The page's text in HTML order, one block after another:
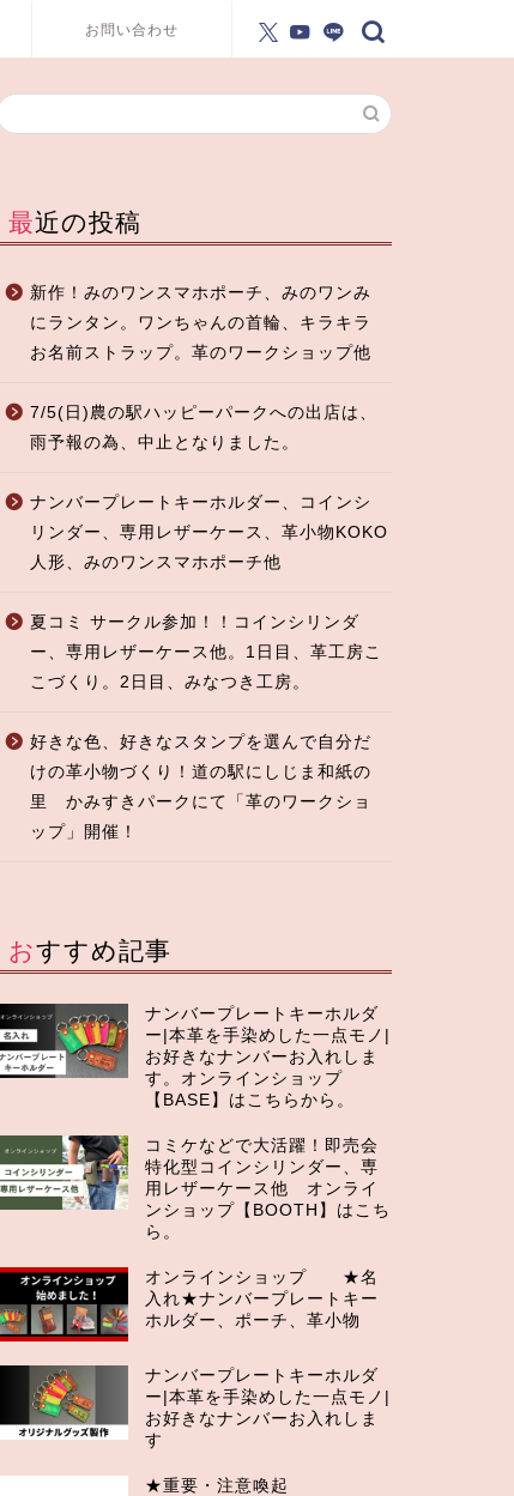
お問い合わせ
最近の投稿
新作！みのワンスマホポーチ、みのワンみ
にランタン。ワンちゃんの首輪、キラキラ
お名前ストラップ。革のワークショップ他
7/5(日)農の駅ハッピーパークへの出店は、
雨予報の為、中止となりました。
ナンバープレートキーホルダー、コインシ
リンダー、専用レザーケース、革小物KOKO
人形、みのワンスマホポーチ他
夏コミ サークル参加！！コインシリンダ
ー、専用レザーケース他。1日目、革工房こ
こづくり。2日目、みなつき工房。
好きな色、好きなスタンプを選んで自分だ
けの革小物づくり！道の駅にしじま和紙の
里 かみすきパークにて「革のワークショ
ップ」開催！
おすすめ記事
ナンバープレートキーホルダ
ー|本革を手染めした一点モノ|
お好きなナンバーお入れしま
す。オンラインショップ
【BASE】はこちらから。
コミケなどで大活躍！即売会
特化型コインシリンダー、専
用レザーケース他 オンライ
ンショップ【BOOTH】はこち
ら。
オンラインショップ ★名
入れ★ナンバープレートキー
ホルダー、ポーチ、革小物
ナンバープレートキーホルダ
ー|本革を手染めした一点モノ|
お好きなナンバーお入れしま
す
★重要・注意喚起